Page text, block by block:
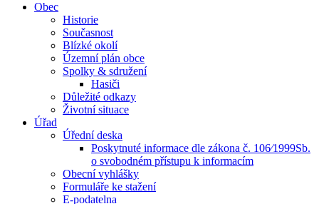
Obec
Historie
Současnost
Blízké okolí
Územní plán obce
Spolky & sdružení
Hasiči
Důležité odkazy
Životní situace
Úřad
Úřední deska
Poskytnuté informace dle zákona č. 106⁄1999Sb.
o svobodném přístupu k informacím
Obecní vyhlášky
Formuláře ke stažení
E-podatelna